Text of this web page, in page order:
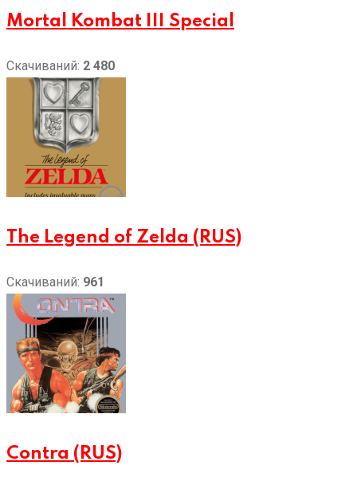
Mortal Kombat III Special
Скачиваний: 2 480
The Legend of Zelda (RUS)
Скачиваний: 961
Contra (RUS)